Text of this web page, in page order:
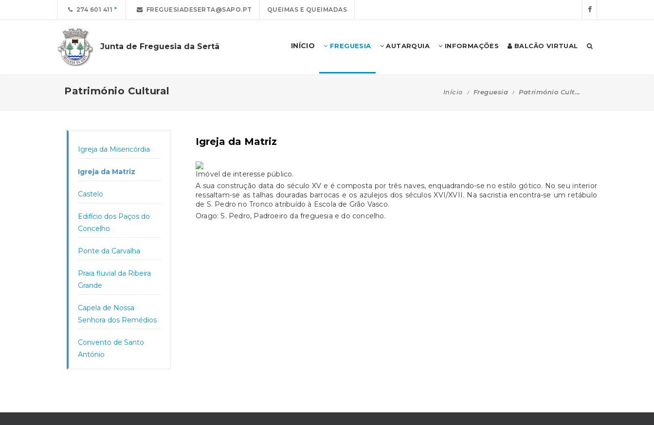
274 601 411 FREGUESIADESERTA@SAPO.PT QUEIMAS E QUEIMADAS
Junta de Freguesia da Sertã INÍCIO FREGUESIA AUTARQUIA INFORMAÇÕES BALCÃO VIRTUAL
Património Cultural Início Freguesia Património Cultural
Igreja da Misericórdia
Igreja da Matriz
Castelo
Edifício dos Paços do
Concelho
Ponte da Carvalha
Praia fluvial da Ribeira
Grande
Capela de Nossa
Senhora dos Remédios
Convento de Santo
António
Igreja da Matriz
Imóvel de interesse público.
A sua construção data do século XV e é composta por três naves, enquadrando-se no estilo gótico. No seu interior
ressaltam-se as talhas douradas barrocas e os azulejos dos séculos XVI/XVII. Na sacristia encontra-se um retábulo
de S. Pedro no Tronco atribuído à Escola de Grão Vasco.
Orago: S. Pedro, Padroeiro da freguesia e do concelho.